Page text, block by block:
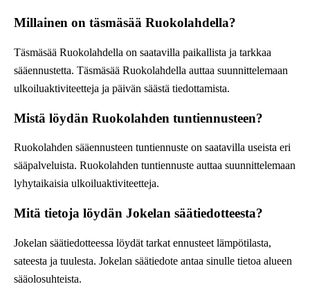
Millainen on täsmäsää Ruokolahdella?
Täsmäsää Ruokolahdella on saatavilla paikallista ja tarkkaa
sääennustetta. Täsmäsää Ruokolahdella auttaa suunnittelemaan
ulkoiluaktiviteetteja ja päivän säästä tiedottamista.
Mistä löydän Ruokolahden tuntiennusteen?
Ruokolahden sääennusteen tuntiennuste on saatavilla useista eri
sääpalveluista. Ruokolahden tuntiennuste auttaa suunnittelemaan
lyhytaikaisia ulkoiluaktiviteetteja.
Mitä tietoja löydän Jokelan säätiedotteesta?
Jokelan säätiedotteessa löydät tarkat ennusteet lämpötilasta,
sateesta ja tuulesta. Jokelan säätiedote antaa sinulle tietoa alueen
sääolosuhteista.